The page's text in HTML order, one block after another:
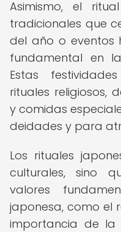
Asimismo, el
tradicionales que
del año o eventos
fundamental en
Estas
rituales religiosos,
y comidas
deidades y para
Los rituales
culturales, sino
valores
japonesa, como el
importancia de la